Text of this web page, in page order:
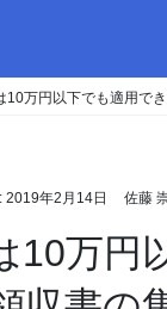
10万円以下でも適用で
2019年2月14日 佐藤
10万円